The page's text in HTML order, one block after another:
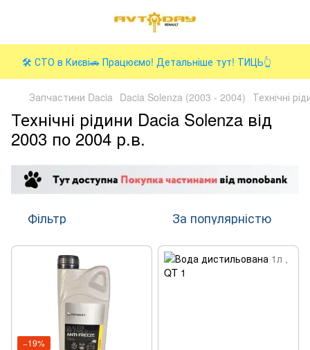
🛠️ СТО в Києві🚗 Працюємо! Детальніше тут! ТИЦЬ👆
Запчастини Dacia Dacia Solenza (2003 - 2004) Технічні
Технічні рідини Dacia Solenza від
2003 по 2004 р.в.
Фільтр За популярністю
−19%